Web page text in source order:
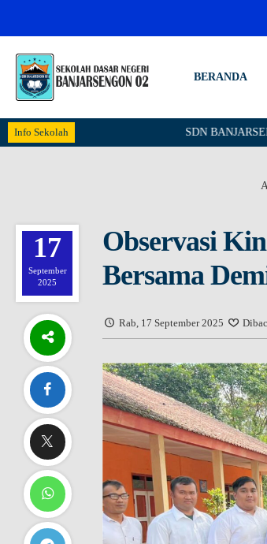
BERANDA
Info Sekolah SDN
17
September
2025
Observasi
Bersama
Rab, 17 September 2025